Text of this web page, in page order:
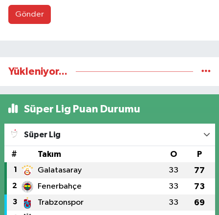
Gönder
Yükleniyor...
Süper Lig Puan Durumu
Süper Lig
# Takım O P
1 Galatasaray 33 77
2 Fenerbahçe 33 73
3 Trabzonspor 33 69